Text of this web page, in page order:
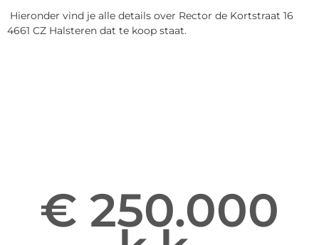
Hieronder vind je alle details over Rector de Kortstraat 16
4661 CZ Halsteren dat te koop staat.
€ 250.000